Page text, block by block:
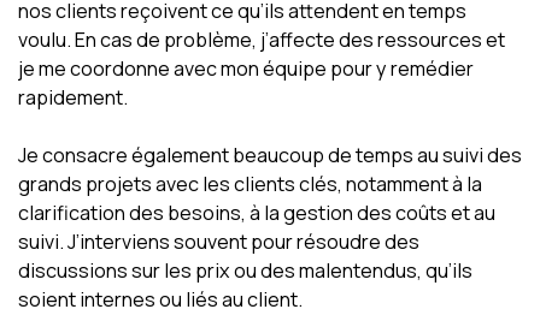
nos clients reçoivent ce qu’ils attendent en temps
voulu. En cas de problème, j’affecte des ressources et
je me coordonne avec mon équipe pour y remédier
rapidement.
Je consacre également beaucoup de temps au suivi des
grands projets avec les clients clés, notamment à la
clarification des besoins, à la gestion des coûts et au
suivi. J’interviens souvent pour résoudre des
discussions sur les prix ou des malentendus, qu’ils
soient internes ou liés au client.